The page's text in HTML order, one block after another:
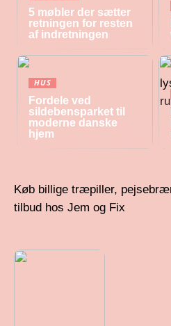
5 møbler der sætter
retningen for resten
af indretningen
HUS
Fordele ved
sildebensparket til
moderne danske
hjem
Køb billige træpiller,
tilbud hos Jem og Fix